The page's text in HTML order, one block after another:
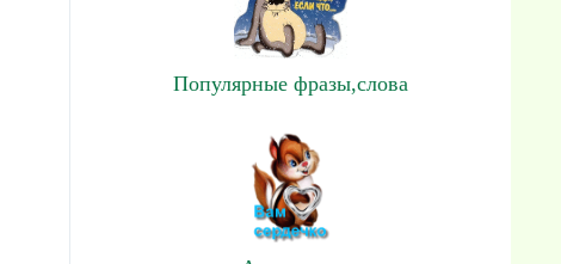
Популярные фразы,слова